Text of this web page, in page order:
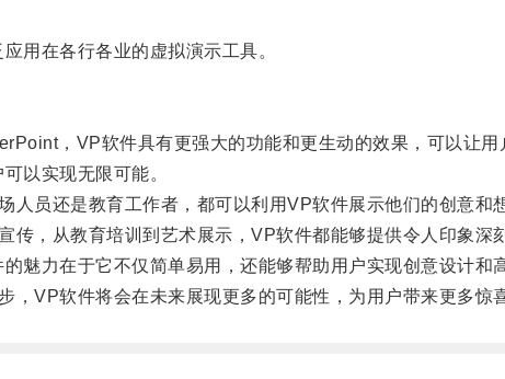
在各行各业的虚拟演示工具。
，VP软件具有更强大的功能和更生动的效果，可以让用
实现无限可能。
员还是教育工作者，都可以利用VP软件展示他们的创意和想
，从教育培训到艺术展示，VP软件都能够提供令人印象深刻
力在于它不仅简单易用，还能够帮助用户实现创意设计和高
VP软件将会在未来展现更多的可能性，为用户带来更多惊喜